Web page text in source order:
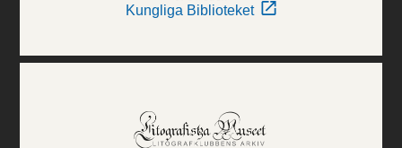
Kungliga Biblioteket